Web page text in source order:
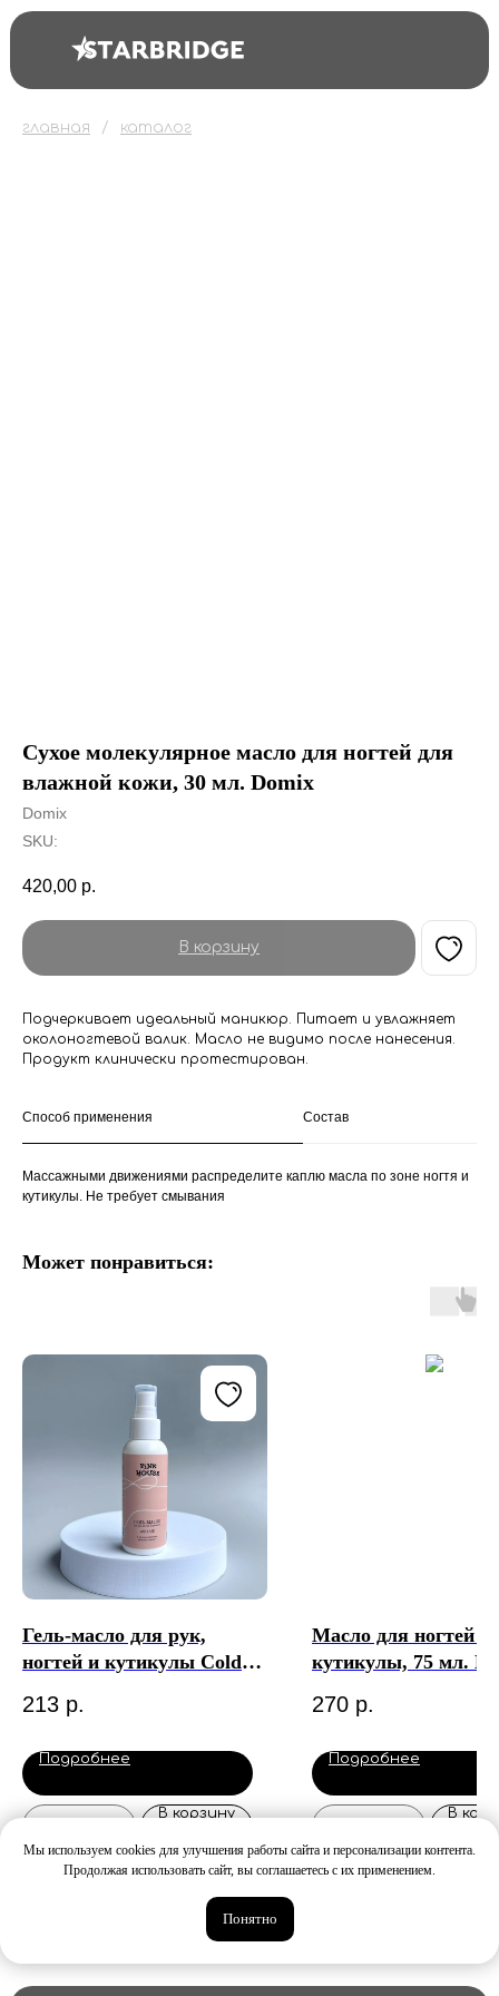
главная каталог
Сухое молекулярное масло для ногтей для
влажной кожи, 30 мл. Domix
Domix
SKU:
420,00 р.
В корзину
Подчеркивает идеальный маникюр. Питает и увлажняет
околоногтевой валик. Масло не видимо после нанесения.
Продукт клинически протестирован.
Способ применения Состав
Массажными движениями распределите каплю масла по зоне ногтя и
кутикулы. Не требует смывания
Может понравиться:
Гель-масло для рук,
ногтей и кутикулы Cold
House
213 р.
Подробнее
В корзину
Масло для ногтей и
кутикулы, 75 мл.
270 р.
Подробнее
В
Мы используем cookies для улучшения работы сайта и персонализации контента.
Продолжая использовать сайт, вы соглашаетесь с их применением.
Понятно